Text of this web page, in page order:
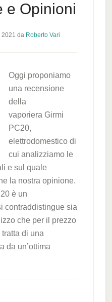
e Opinioni
2021 da Roberto Vari
Oggi proponiamo
una recensione
della
vaporiera Girmi
PC20,
elettrodomestico di
cui analizziamo le
e sul quale
la nostra opinione.
è un
contraddistingue sia
che per il prezzo
di una
da un’ottima